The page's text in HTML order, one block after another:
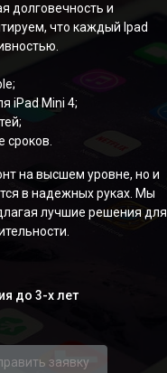
долговечность и
что каждый Ipad
iPad Mini 4;
на высшем уровне, но и
в надежных руках. Мы
лучшие решения для
до 3-х лет
заявку